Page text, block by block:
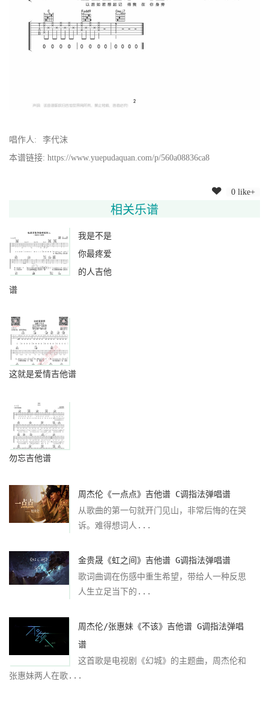
唱作人:
李代沫
本谱链接: https://www.yuepudaquan.com/p/560a08836ca8
0 like+
相关乐谱
我是不是
你最疼爱
的人吉他
谱
这就是爱情吉他谱
勿忘吉他谱
周杰伦《一点点》吉他谱 C调指法弹唱谱
从歌曲的第一句就开门见山，非常后悔的在哭
诉。难得想词人...
金贵晟《虹之间》吉他谱 G调指法弹唱谱
歌词曲调在伤感中重生希望，带给人一种反思
人生立足当下的...
周杰伦/张惠妹《不该》吉他谱 G调指法弹唱
谱
这首歌是电视剧《幻城》的主题曲，周杰伦和
张惠妹两人在歌...